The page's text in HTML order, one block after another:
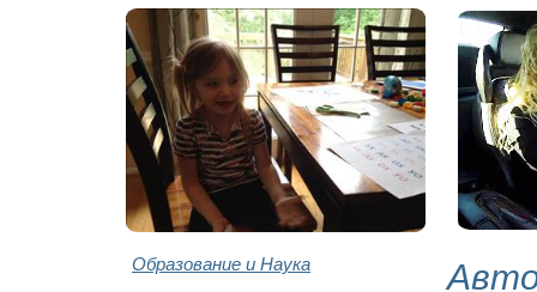
Образование и Наука